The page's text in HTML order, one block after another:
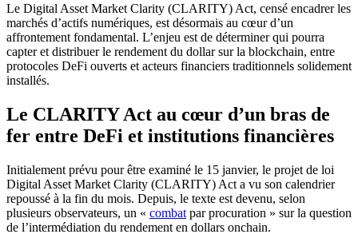
Le Digital Asset Market Clarity (CLARITY) Act, censé encadrer les
marchés d’actifs numériques, est désormais au cœur d’un
affrontement fondamental. L’enjeu est de déterminer qui pourra
capter et distribuer le rendement du dollar sur la blockchain, entre
protocoles DeFi ouverts et acteurs financiers traditionnels solidement
installés.
Le CLARITY Act au cœur d’un bras de
fer entre DeFi et institutions financières
Initialement prévu pour être examiné le 15 janvier, le projet de loi
Digital Asset Market Clarity (CLARITY) Act a vu son calendrier
repoussé à la fin du mois. Depuis, le texte est devenu, selon
plusieurs observateurs, un « combat par procuration » sur la question
de l’intermédiation du rendement en dollars onchain.